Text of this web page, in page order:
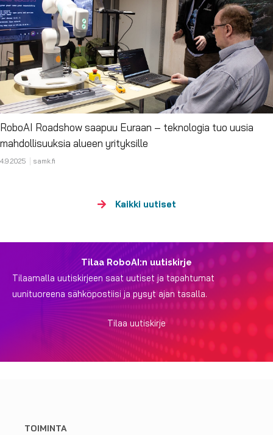
RoboAI Roadshow saapuu Euraan – teknologia tuo uusia
mahdollisuuksia alueen yrityksille
4.9.2025 samk.fi
Kaikki uutiset
Tilaa RoboAI:n uutiskirje
Tilaamalla uutiskirjeen saat uutiset ja tapahtumat
uunituoreena sähköpostiisi ja pysyt ajan tasalla.
Tilaa uutiskirje
TOIMINTA